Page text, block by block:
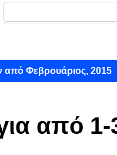
Φεβρουάριος, 2015
από 1-